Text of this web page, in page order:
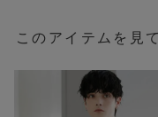
このアイテムを見